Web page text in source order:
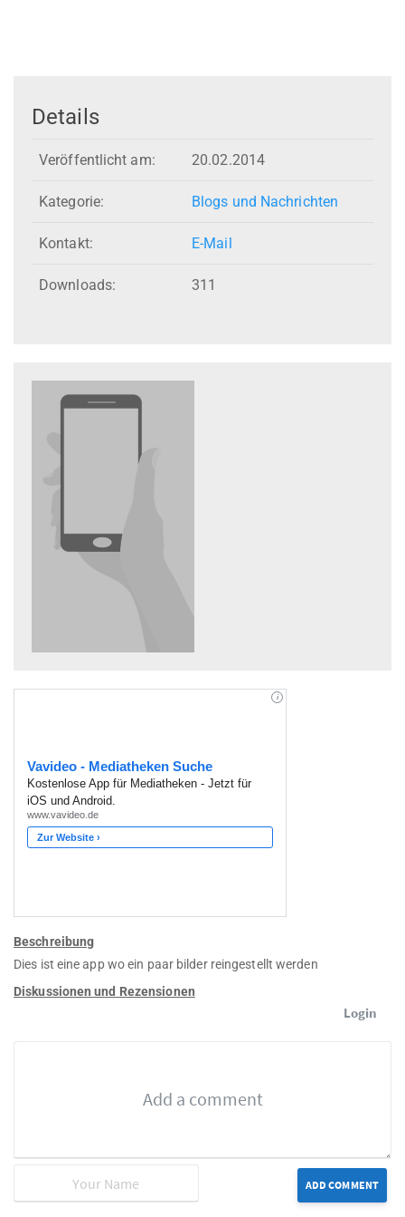
Details
Veröffentlicht am: 20.02.2014
Kategorie: Blogs und Nachrichten
Kontakt: E-Mail
Downloads: 311
Beschreibung
Dies ist eine app wo ein paar bilder reingestellt werden
Diskussionen und Rezensionen
Login
ADD COMMENT